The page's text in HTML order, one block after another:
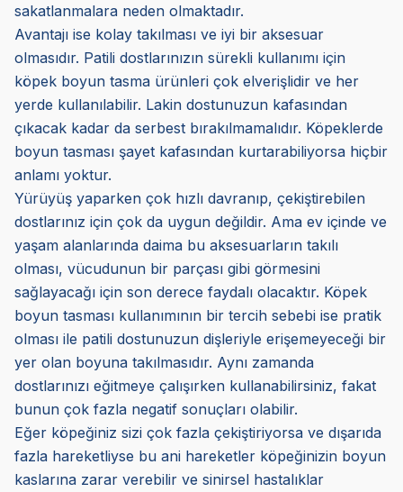
sakatlanmalara neden olmaktadır.
Avantajı ise kolay takılması ve iyi bir aksesuar
olmasıdır. Patili dostlarınızın sürekli kullanımı için
köpek boyun tasma ürünleri çok elverişlidir ve her
yerde kullanılabilir. Lakin dostunuzun kafasından
çıkacak kadar da serbest bırakılmamalıdır. Köpeklerde
boyun tasması şayet kafasından kurtarabiliyorsa hiçbir
anlamı yoktur.
Yürüyüş yaparken çok hızlı davranıp, çekiştirebilen
dostlarınız için çok da uygun değildir. Ama ev içinde ve
yaşam alanlarında daima bu aksesuarların takılı
olması, vücudunun bir parçası gibi görmesini
sağlayacağı için son derece faydalı olacaktır. Köpek
boyun tasması kullanımının bir tercih sebebi ise pratik
olması ile patili dostunuzun dişleriyle erişemeyeceği bir
yer olan boyuna takılmasıdır. Aynı zamanda
dostlarınızı eğitmeye çalışırken kullanabilirsiniz, fakat
bunun çok fazla negatif sonuçları olabilir.
Eğer köpeğiniz sizi çok fazla çekiştiriyorsa ve dışarıda
fazla hareketliyse bu ani hareketler köpeğinizin boyun
kaslarına zarar verebilir ve sinirsel hastalıklar